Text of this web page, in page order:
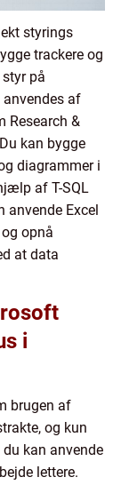
styrings
trackere og
på
af
Research &
kan bygge
diagrammer i
af T-SQL
anvende Excel
opnå
at data
i
brugen af
og kun
kan anvende
lettere.